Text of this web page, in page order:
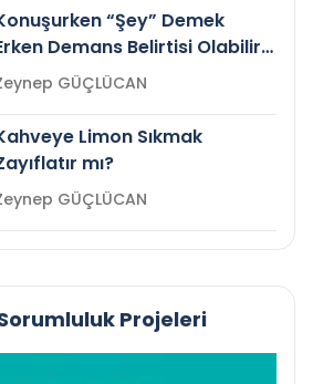
“Şey” Demek
Demans Belirtisi Olabilir
Zeynep GÜÇLÜCAN
Limon Sıkmak
mı?
Zeynep GÜÇLÜCAN
Projeleri